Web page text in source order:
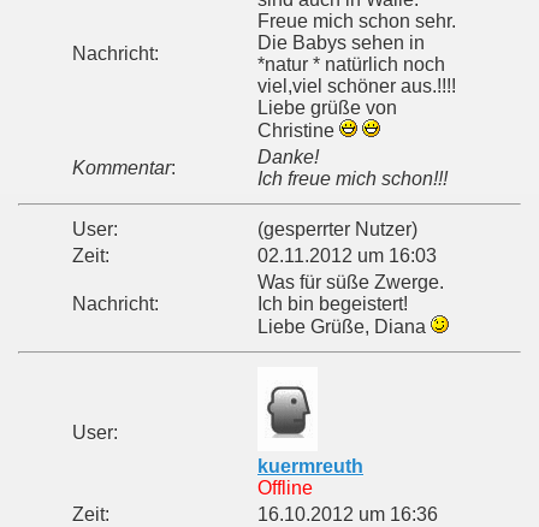
Nachricht:
Freue mich schon sehr.
Die Babys sehen in
*natur * natürlich noch
viel,viel schöner aus.!!!!
Liebe grüße von
Christine
Kommentar:
Danke!
Ich freue mich schon!!!
User:
(gesperrter Nutzer)
Zeit:
02.11.2012 um 16:03
Nachricht:
Was für süße Zwerge.
Ich bin begeistert!
Liebe Grüße, Diana
User:
kuermreuth
Offline
Zeit:
16.10.2012 um 16:36